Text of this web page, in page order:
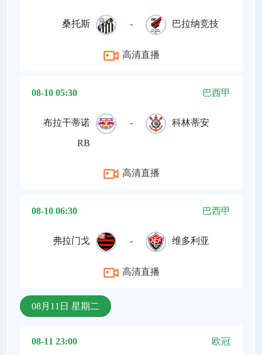
桑托斯 - 巴拉纳竞技
高清直播
08-10 05:30 巴西甲
布拉干蒂诺
RB
- 科林蒂安
高清直播
08-10 06:30 巴西甲
弗拉门戈 - 维多利亚
高清直播
08月11日 星期二
08-11 23:00 欧冠